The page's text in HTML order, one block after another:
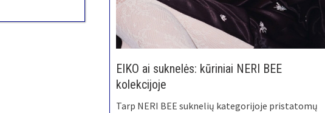
EIKO ai suknelės: kūriniai NERI BEE
kolekcijoje
Tarp NERI BEE suknelių kategorijoje pristatomų